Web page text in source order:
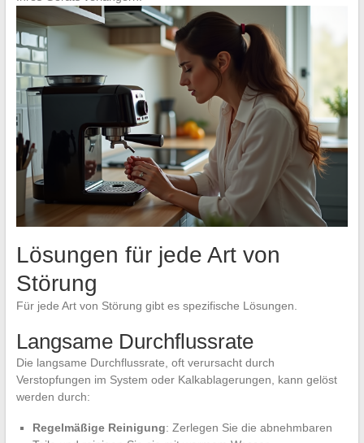
Lösungen für jede Art von
Störung
Für jede Art von Störung gibt es spezifische Lösungen.
Langsame Durchflussrate
Die langsame Durchflussrate, oft verursacht durch
Verstopfungen im System oder Kalkablagerungen, kann gelöst
werden durch:
Regelmäßige Reinigung: Zerlegen Sie die abnehmbaren